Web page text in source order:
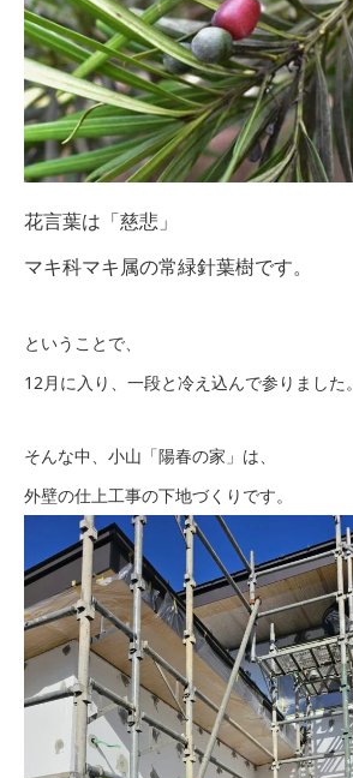
花言葉は「慈悲」
マキ科マキ属の常緑針葉樹です。
ということで、
12月に入り、一段と冷え込んで参りました。
そんな中、小山「陽春の家」は、
外壁の仕上工事の下地づくりです。